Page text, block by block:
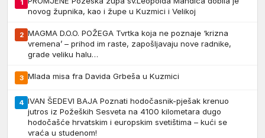
1
novog župnika, kao i župe u Kuzmici i Velikoj
2 MAGMA D.O.O. POŽEGA Tvrtka koja ne poznaje ‘krizna
vremena’ – prihod im raste, zapošljavaju nove radnike,
grade veliku halu…
3 Mlada misa fra Davida Grbeša u Kuzmici
4 IVAN ŠEDEVI BAJA Poznati hodočasnik-pješak krenuo
jutros iz Požeških Sesveta na 4100 kilometara dugo
hodočašće hrvatskim i europskim svetištima – kući se
vraća u studenom!